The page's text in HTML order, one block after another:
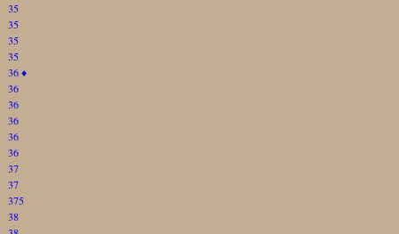
35
35
35
35
36♦
36
36
36
36
36
37
37
375
38